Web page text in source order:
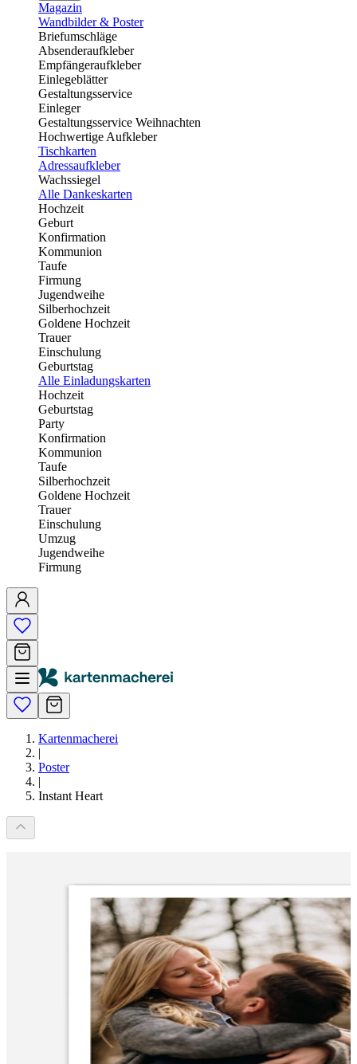
Magazin
Wandbilder & Poster
Briefumschläge
Absenderaufkleber
Empfängeraufkleber
Einlegeblätter
Gestaltungsservice
Einleger
Gestaltungsservice Weihnachten
Hochwertige Aufkleber
Tischkarten
Adressaufkleber
Wachssiegel
Alle Dankeskarten
Hochzeit
Geburt
Konfirmation
Kommunion
Taufe
Firmung
Jugendweihe
Silberhochzeit
Goldene Hochzeit
Trauer
Einschulung
Geburtstag
Alle Einladungskarten
Hochzeit
Geburtstag
Party
Konfirmation
Kommunion
Taufe
Silberhochzeit
Goldene Hochzeit
Trauer
Einschulung
Umzug
Jugendweihe
Firmung
Kartenmacherei
|
Poster
|
Instant Heart